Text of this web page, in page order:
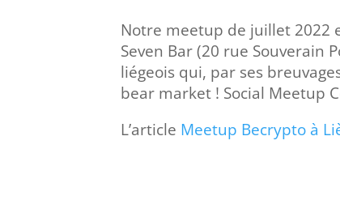
Notre meetup de juillet 2022
Seven Bar (20 rue Souverain
liégeois qui, par ses
bear market ! Social Meetup
L’article Meetup Becrypto à